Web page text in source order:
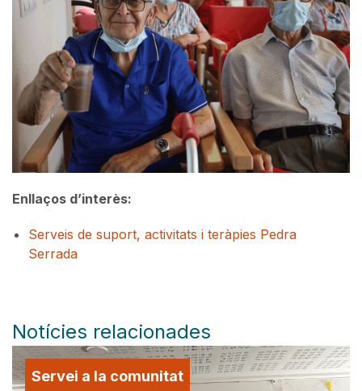
Enllaços d’interès:
Serveis de suport, activitats i teràpies Pedra
Serrada
Notícies relacionades
Servei a la comunitat